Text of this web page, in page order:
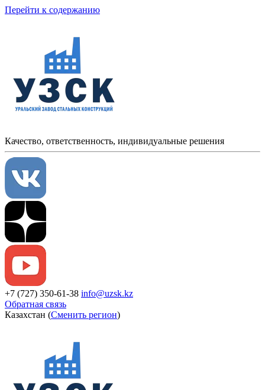
Перейти к содержанию
Качество, ответственность, индивидуальные решения
+7 (727) 350-61-38 info@uzsk.kz
Обратная связь
Казахстан (Сменить регион)